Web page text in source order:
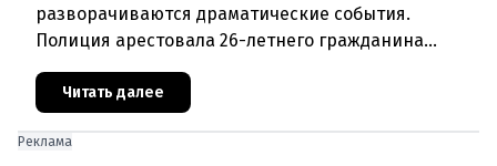
разворачиваются драматические события.
Полиция арестовала 26-летнего гражданина
Афганистана по подозрению в изнасиловании
двух 16-летних девушек.Вызов полиции и задер
Читать далее
Реклама